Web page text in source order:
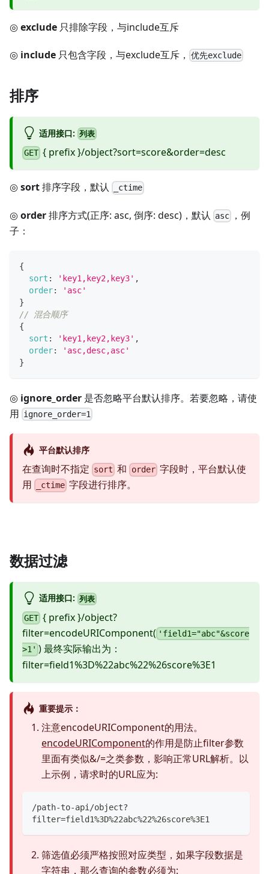
◎ exclude 只排除字段，与include互斥
◎ include 只包含字段，与exclude互斥， 优先exclude
排序
适用接口: 列表
GET { prefix }/object?sort=score&order=desc
◎ sort排序字段，默认 _ctime
◎ order排序方式(正序: asc, 倒序: desc)，默认 asc
，例
子：
{
sort : 'key1,key2,key3' ,
order:
'asc'
}
// 混合顺序
{
sort : 'key1,key2,key3' ,
order:
'asc,desc,asc'
}
◎ ignore_order 是否忽略平台默认排序。若要忽略，请使
用 ignore_order=1
平台默认排序
在查询时不指定 sort 和 order字段时，平台默认使
用
_ctime 字段进行排序。
数据过滤
适用接口: 列表
GET { prefix }/object?
filter=encodeURIComponent( 'field1="abc"&score
>1' ) 最终实际输出为：
filter=field1%3D%22abc%22%26score%3E1
重要提示：
注意encodeURIComponent的用法。
encodeURIComponent的作用是防止filter参数
里面有类似&/=之类参数，影响正常URL解析。以
上示例，请求时的URL应为:
/path-to-api/object?
filter=field1%3D%22abc%22%26score%3E1
筛选值必须严格按照对应类型，如果字段数据是
字符串，那么查询的参数必须为: